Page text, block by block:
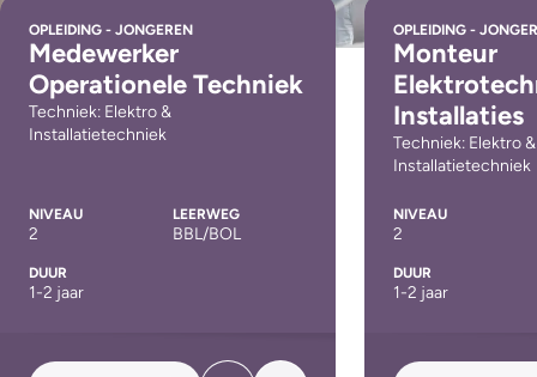
OPLEIDING - JONGEREN
Medewerker
Operationele Techniek
Techniek: Elektro &
Installatietechniek
NIVEAU
2
LEERWEG
BBL/BOL
DUUR
1-2 jaar
OPLEIDING -
Monteur
Installaties
Techniek: Elektro &
Installatietechniek
NIVEAU
2
DUUR
1-2 jaar